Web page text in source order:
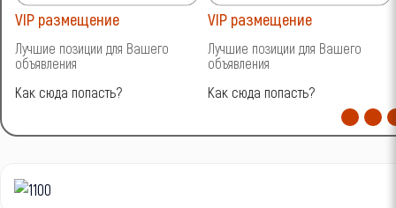
VIP размещение
Лучшие позиции для Вашего
объявления
Как сюда попасть?
VIP размещение
Лучшие позиции для Вашего
объявления
Как сюда попасть?